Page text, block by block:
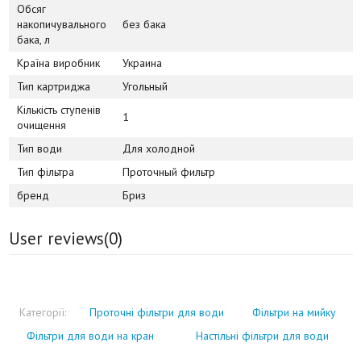
Обсяг
накопичувального
бака, л
без бака
Країна виробник
Украина
Тип картриджа
Угольный
Кількість ступенів
очищення
1
Тип води
Для холодной
Тип фільтра
Проточный фильтр
бренд
Бриз
User reviews(0)
Категорії: Проточні фільтри для води
Фільтри на мийку
Фільтри для води на кран
Настільні фільтри для води